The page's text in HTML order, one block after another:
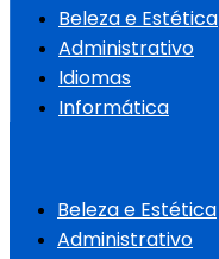
Beleza e Estética
Administrativo
Idiomas
Informática
Beleza e Estética
Administrativo